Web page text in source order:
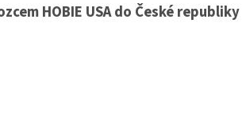
HOBIE USA do České republiky